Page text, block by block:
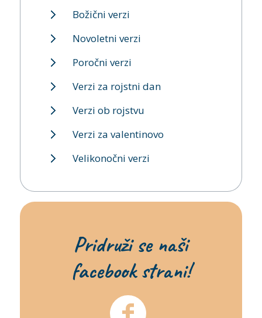
Božični verzi
Novoletni verzi
Poročni verzi
Verzi za rojstni dan
Verzi ob rojstvu
Verzi za valentinovo
Velikonočni verzi
Pridruži se naši
facebook strani!